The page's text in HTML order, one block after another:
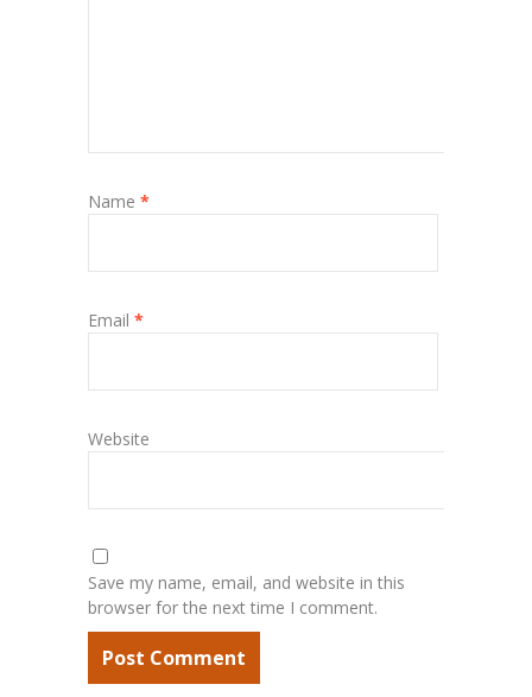
Name *
Email *
Website
Save my name, email, and website in this
browser for the next time I comment.